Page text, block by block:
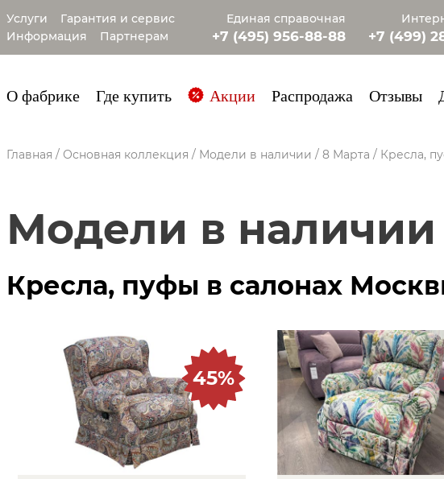
Услуги
Гарантия и сервис
Информация
Партнерам
Единая справочная
+7 (495) 956-88-88
+7 (499)
+7 (985)
О фабрике Где купить Акции Распродажа Отзывы
Главная / Основная коллекция / Модели в наличии / 8 Марта / Кресла,
Модели в
Кресла, пуфы в салонах
45%